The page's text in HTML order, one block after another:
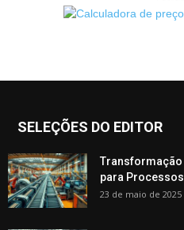
SELEÇÕES DO EDITOR
para
23 de maio de 2025